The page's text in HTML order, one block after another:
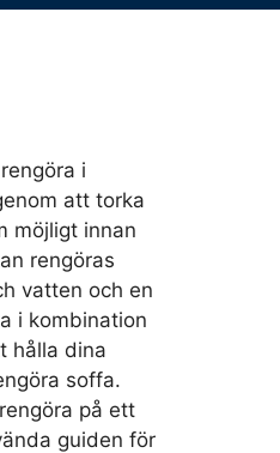
i
att torka
möjligt innan
rengöras
vatten och en
i kombination
hålla dina
soffa.
på ett
guiden för